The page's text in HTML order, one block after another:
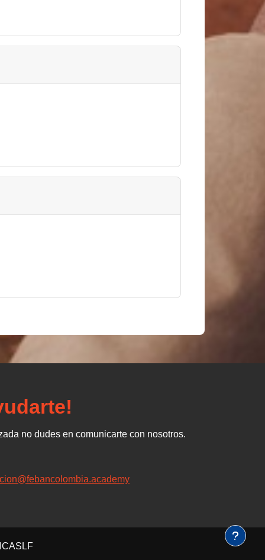
no dudes en comunicarte con nosotros.